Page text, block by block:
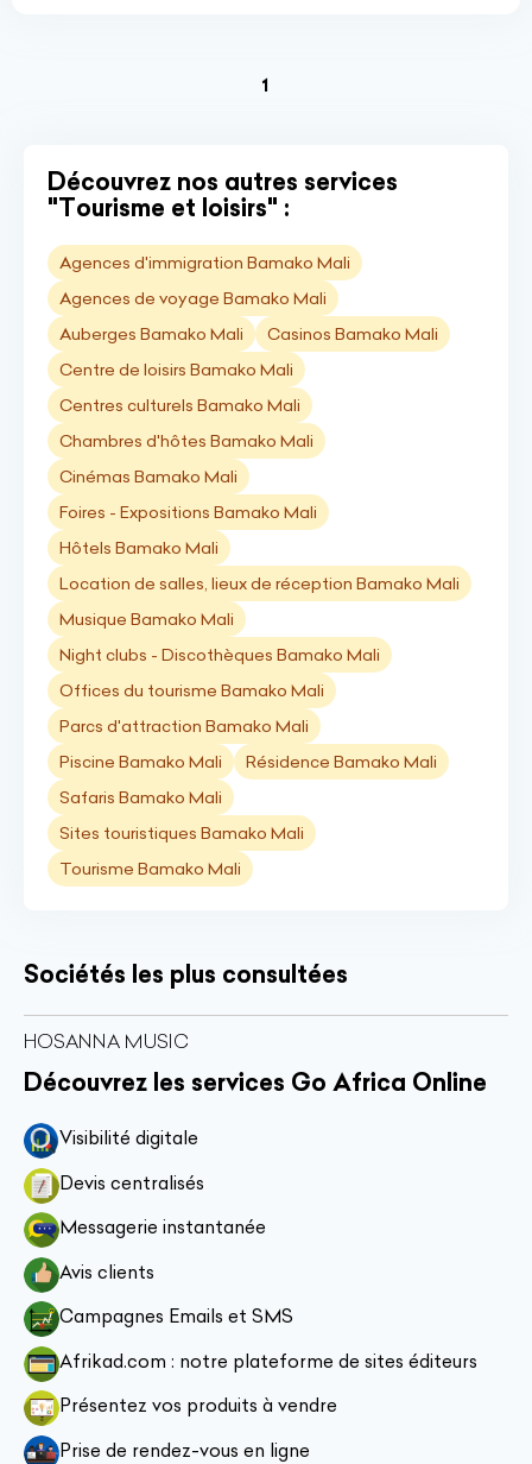
1
Découvrez nos autres services
"Tourisme et loisirs" :
Agences d'immigration Bamako Mali
Agences de voyage Bamako Mali
Auberges Bamako Mali
Casinos Bamako Mali
Centre de loisirs Bamako Mali
Centres culturels Bamako Mali
Chambres d'hôtes Bamako Mali
Cinémas Bamako Mali
Foires - Expositions Bamako Mali
Hôtels Bamako Mali
Location de salles, lieux de réception Bamako Mali
Musique Bamako Mali
Night clubs - Discothèques Bamako Mali
Offices du tourisme Bamako Mali
Parcs d'attraction Bamako Mali
Piscine Bamako Mali
Résidence Bamako Mali
Safaris Bamako Mali
Sites touristiques Bamako Mali
Tourisme Bamako Mali
Sociétés les plus consultées
HOSANNA MUSIC
Découvrez les services Go Africa Online
Visibilité digitale
Devis centralisés
Messagerie instantanée
Avis clients
Campagnes Emails et SMS
Afrikad.com : notre plateforme de sites éditeurs
Présentez vos produits à vendre
Prise de rendez-vous en ligne